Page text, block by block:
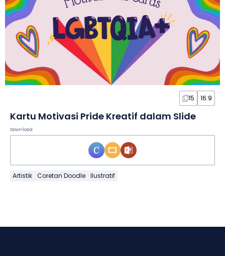
15 16:9
Kartu Motivasi Pride Kreatif dalam Slide
Download
Artistik Coretan Doodle Ilustratif